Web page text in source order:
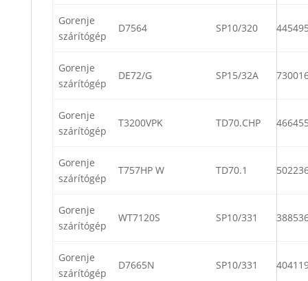
Gorenje
szárítógép
D7564 SP10/320
Gorenje
szárítógép
DE72/G SP15/32A
Gorenje
szárítógép
T3200VPK TD70.CHP
Gorenje
szárítógép
T757HP W TD70.1
Gorenje
szárítógép
WT7120S SP10/331
Gorenje
szárítógép
D7665N SP10/331